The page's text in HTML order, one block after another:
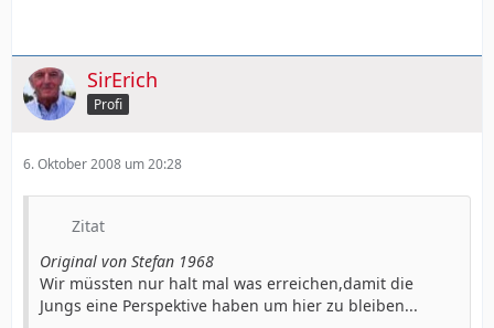
SirErich
Profi
6. Oktober 2008 um 20:28
Zitat
Original von Stefan 1968
Wir müssten nur halt mal was erreichen,damit die
Jungs eine Perspektive haben um hier zu bleiben...